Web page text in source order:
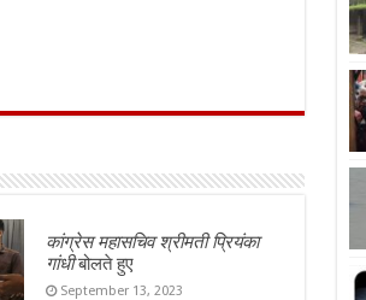
कांग्रेस महासचिव श्रीमती प्रियंका
गांधीबोलते हुए
September 13, 2023